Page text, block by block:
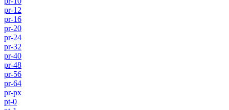
pr-12
pr-16
pr-20
pr-24
pr-32
pr-40
pr-48
pr-56
pr-64
pr-px
pt-0